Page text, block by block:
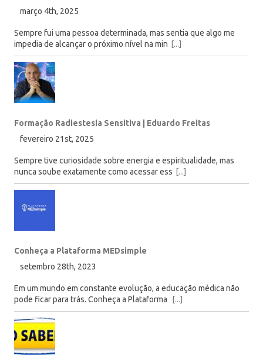
março 4th, 2025
Sempre fui uma pessoa determinada, mas sentia que algo me
impedia de alcançar o próximo nível na min [...]
Formação Radiestesia Sensitiva | Eduardo Freitas
fevereiro 21st, 2025
Sempre tive curiosidade sobre energia e espiritualidade, mas
nunca soube exatamente como acessar ess [...]
Conheça a Plataforma MEDsimple
setembro 28th, 2023
Em um mundo em constante evolução, a educação médica não
pode ficar para trás. Conheça a Plataforma
[...]